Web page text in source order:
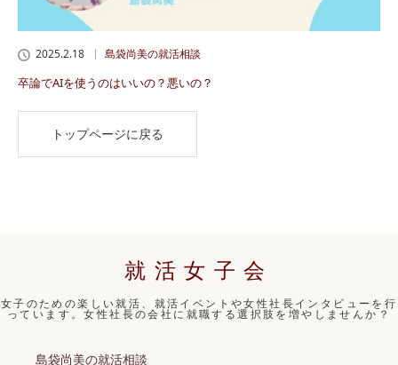
2025.2.18 島袋尚美の就活相談
卒論でAIを使うのはいいの？悪いの？
トップページに戻る
就活女子会
女子のための楽しい就活、就活イベントや女性社長インタビューを行
っています。女性社長の会社に就職する選択肢を増やしませんか？
島袋尚美の就活相談